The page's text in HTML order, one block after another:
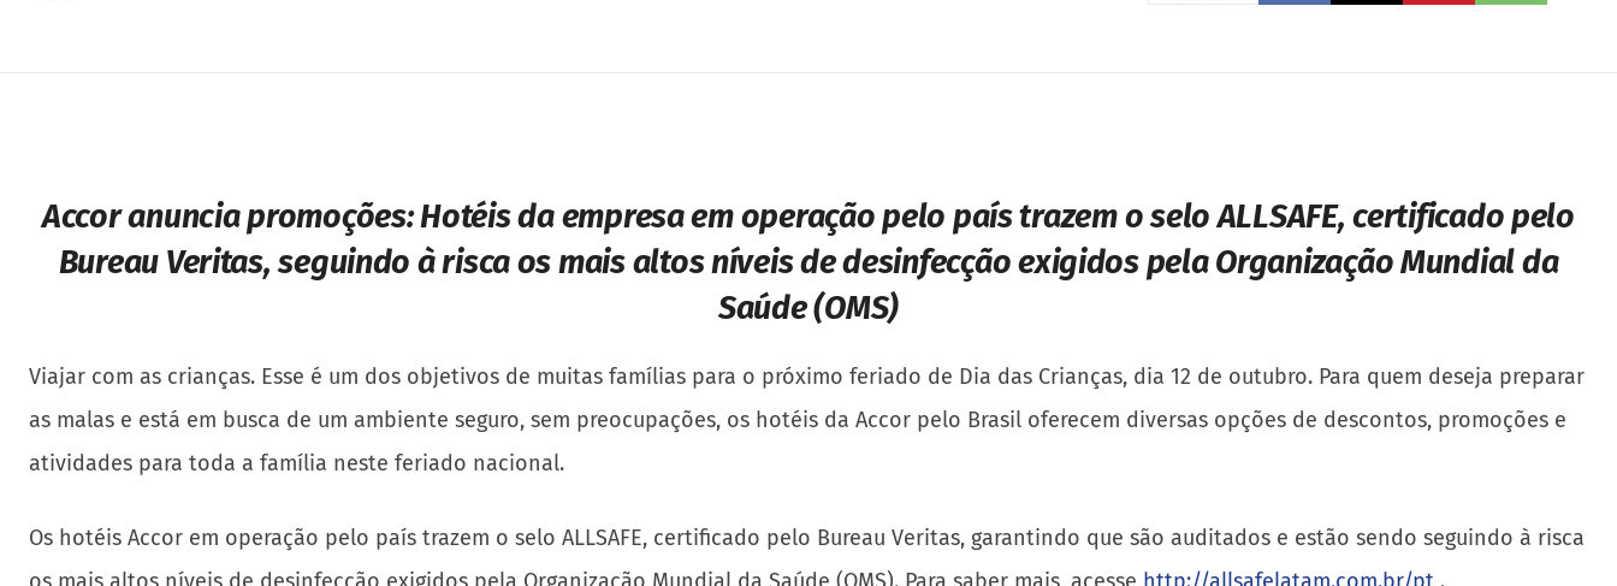
Accor anuncia promoções:Hotéis da empresa em operação pelo país trazem o selo ALLSAFE, certificado pelo
Bureau Veritas, seguindo à risca os mais altos níveis de desinfecção exigidos pela Organização Mundial da
Saúde (OMS)
Viajar com as crianças. Esse é um dos objetivos de muitas famílias para o próximo feriado de Dia das Crianças, dia 12 de outubro. Para quem deseja preparar
as malas e está em busca de um ambiente seguro, sem preocupações, os hotéis da Accor pelo Brasil oferecem diversas opções de descontos, promoções e
atividades para toda a família neste feriado nacional.
Os hotéis Accor em operação pelo país trazem o selo ALLSAFE, certificado pelo Bureau Veritas, garantindo que são auditados e estão sendo seguindo à risca